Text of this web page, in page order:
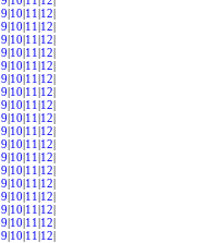
|10|11|12|
|10|11|12|
|10|11|12|
|10|11|12|
|10|11|12|
|10|11|12|
|10|11|12|
|10|11|12|
|10|11|12|
|10|11|12|
|10|11|12|
|10|11|12|
|10|11|12|
|10|11|12|
|10|11|12|
|10|11|12|
|10|11|12|
|10|11|12|